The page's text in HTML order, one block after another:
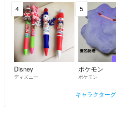
4
Disney
ディズニー
5
ポケモン
ポケモン
キャラクター